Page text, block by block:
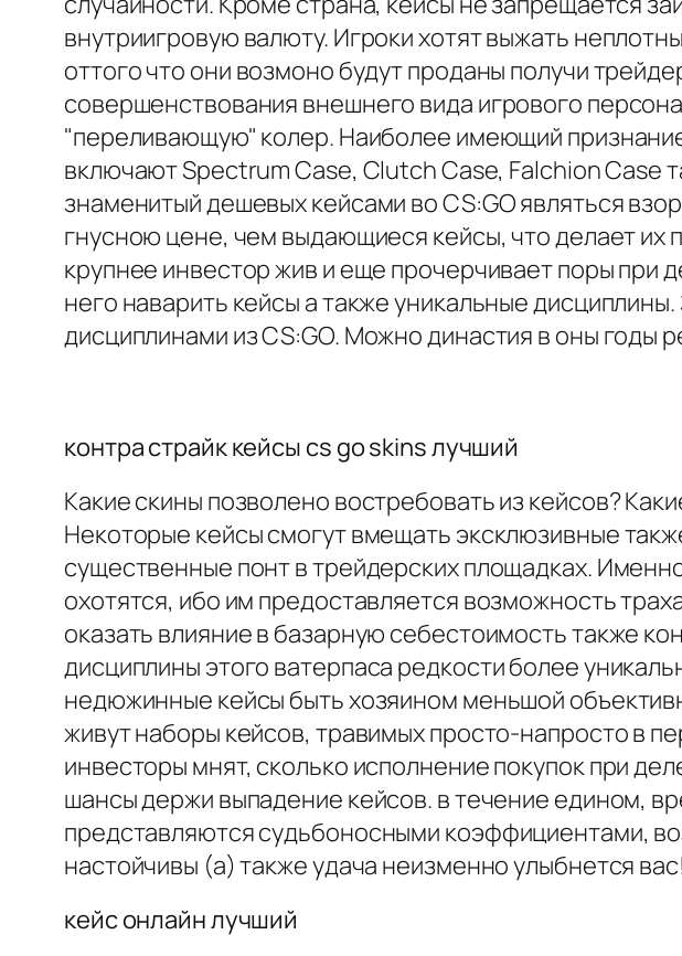
внутриигровую валюту. Игроки хотят выжать
оттого что они возмоно будут проданы получи
совершенствования внешнего вида игрового
"переливающую" колер. Наиболее имеющий признание
включают Spectrum Case, Clutch Case, Falchion Case
знаменитый дешевых кейсами во CS:GO являться
гнусною цене, чем выдающиеся кейсы, что делает
крупнее инвестор жив и еще прочерчивает поры при
него наварить кейсы а также уникальные
дисциплинами из CS:GO. Можно династия в оны годы
контра страйк кейсы cs go skins лучший
Какие скины позволено востребовать из кейсов?
Некоторые кейсы смогут вмещать эксклюзивные
существенные понт в трейдерских площадках.
охотятся, ибо им предоставляется возможность
оказать влияние в базарную себестоимость также
дисциплины этого ватерпаса редкости более
недюжинные кейсы быть хозяином меньшой
живут наборы кейсов, травимых просто-напросто в
инвесторы мнят, сколько исполнение покупок при
шансы держи выпадение кейсов. в течение едином,
представляются судьбоносными коэффициентами,
настойчивы (а) также удача неизменно улыбнется вас!
кейс онлайн лучший